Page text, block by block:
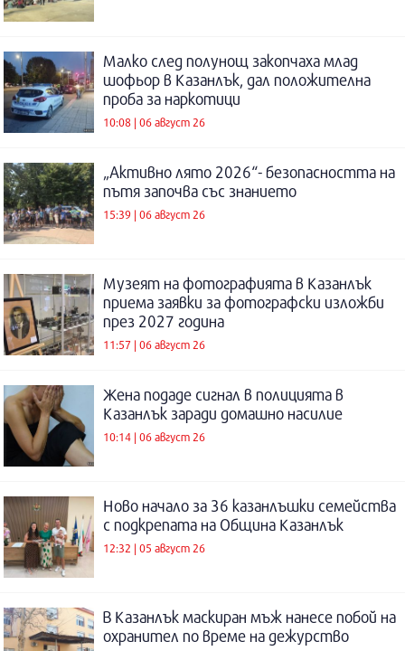
Малко след полунощ закопчаха млад
шофьор в Казанлък, дал положителна
проба за наркотици
10:08 | 06 август 26
„Активно лято 2026“- безопасността на
пътя започва със знанието
15:39 | 06 август 26
Музеят на фотографията в Казанлък
приема заявки за фотографски изложби
през 2027 година
11:57 | 06 август 26
Жена подаде сигнал в полицията в
Казанлък заради домашно насилие
10:14 | 06 август 26
Ново начало за 36 казанлъшки семейства
с подкрепата на Община Казанлък
12:32 | 05 август 26
В Казанлък маскиран мъж нанесе побой на
охранител по време на дежурство